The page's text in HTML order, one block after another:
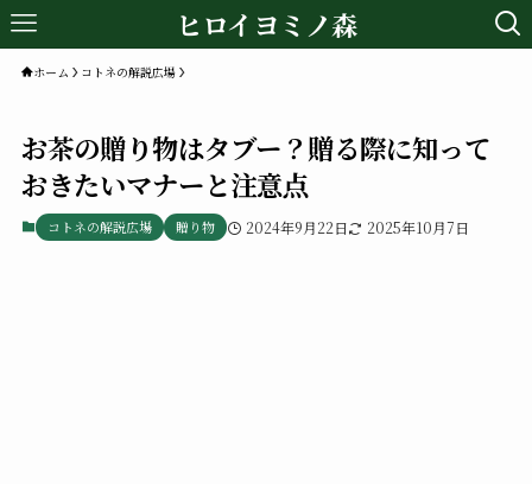
ヒロイヨミノ森
ホーム コトネの解説広場
お茶の贈り物はタブー？贈る際に知って
おきたいマナーと注意点
コトネの解説広場 贈り物 2024年9月22日 2025年10月7日